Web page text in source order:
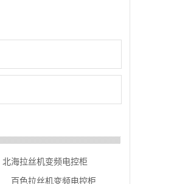
北海拉丝机变频电控柜
百色拉丝机变频电控柜